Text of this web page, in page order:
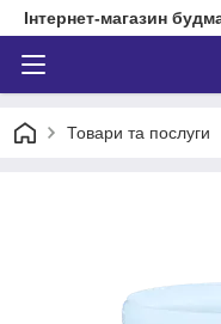
Інтернет-магазин
Товари та послуги